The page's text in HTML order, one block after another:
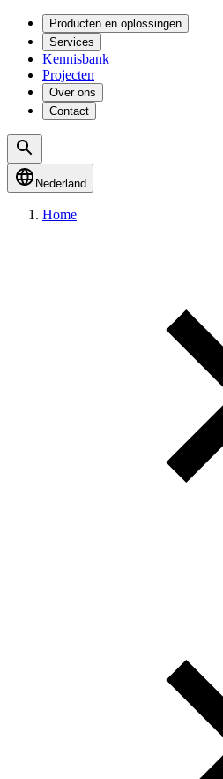
Producten en oplossingen
Services
Kennisbank
Projecten
Over ons
Contact
Nederland
Home